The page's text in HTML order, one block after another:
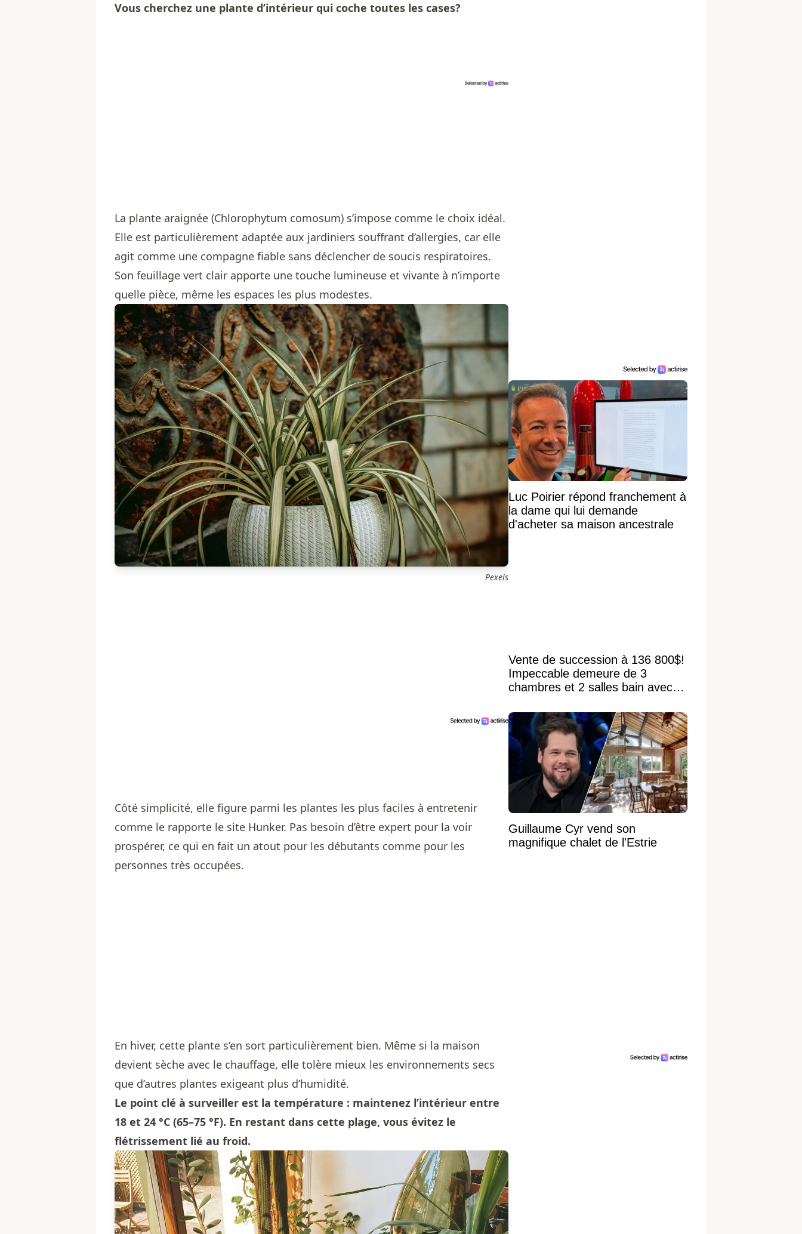
Vous cherchez une plante d’intérieur qui coche toutes les cases?
La plante araignée (Chlorophytum comosum) s’impose comme le choix idéal.
Elle est particulièrement adaptée aux jardiniers souffrant d’allergies, car elle
agit comme une compagne fiable sans déclencher de soucis respiratoires.
Son feuillage vert clair apporte une touche lumineuse et vivante à n’importe
quelle pièce, même les espaces les plus modestes.
Pexels
Côté simplicité, elle figure parmi les plantes les plus faciles à entretenir
comme le rapporte le site Hunker. Pas besoin d’être expert pour la voir
prospérer, ce qui en fait un atout pour les débutants comme pour les
personnes très occupées.
En hiver, cette plante s’en sort particulièrement bien. Même si la maison
devient sèche avec le chauffage, elle tolère mieux les environnements secs
que d’autres plantes exigeant plus d’humidité.
Le point clé à surveiller est la température : maintenez l’intérieur entre
18 et 24 °C (65–75 °F). En restant dans cette plage, vous évitez le
flétrissement lié au froid.
Luc Poirier répond franchement à
la dame qui lui demande
d'acheter sa maison ancestrale
Vente de succession à 136 800$!
Impeccable demeure de 3
chambres et 2 salles bain avec
Guillaume Cyr vend son
magnifique chalet de l'Estrie